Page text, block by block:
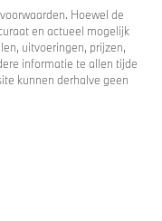
Hoewel de
en actueel mogelijk
uitvoeringen, prijzen,
informatie te allen tijde
kunnen derhalve geen